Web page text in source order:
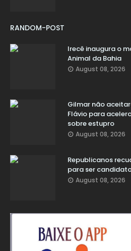
RANDOM-POST
Irecê inaugura o
Animal da Bahia
August 08, 2026
Gilmar não
Flávio para
sobre estupro
August 08, 2026
Republicanos
para ser
August 08, 2026